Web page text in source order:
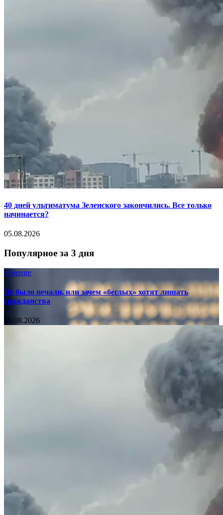
40 дней ультиматума Зеленского закончились. Все только
начинается?
05.08.2026
Популярное за 3 дня
Мнение
Не было печали, или зачем «беглых» хотят лишать
гражданства
06.08.2026